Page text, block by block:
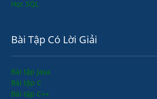
Học SQL
Bài Tập Có Lời Giải
Bài tập Java
Bài tập C
Bài tập C++